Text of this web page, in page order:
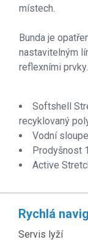
místech.
Bunda je
nastavitelným
reflexními prvky.
Softshell
recyklovaný
Vodní
Prodyšnost
Active
Rychlá
Servis lyží